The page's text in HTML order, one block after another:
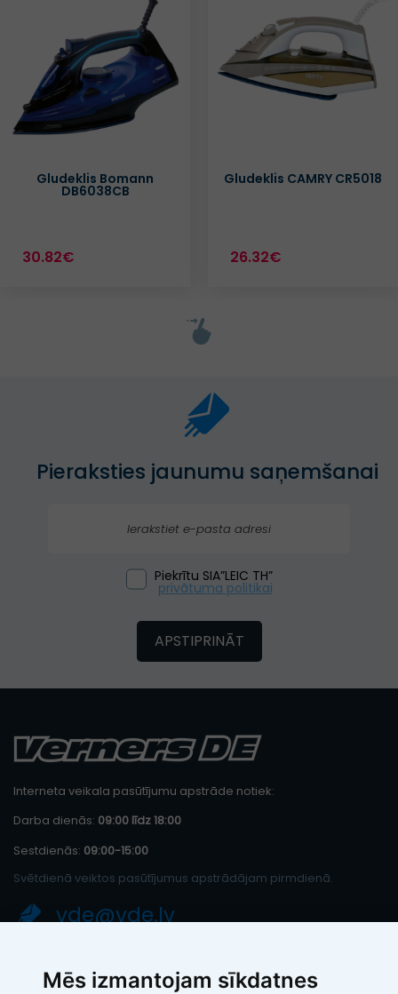
Mēs izmantojam sīkdatnes
Gludeklis CAMRY CR5018
26.32€
Tvaika
28.96€
Pieraksties jaunumu saņemšanai
Piekrītu SIA”LEIC TH”
privātuma politikai
APSTIPRINĀT
Interneta veikala pasūtījumu apstrāde notiek:
Darba dienās: 09:00 līdz 18:00
Sestdienās: 09:00-15:00
Svētdienā veiktos pasūtījumus apstrādājam pirmdienā.
vde@vde.lv
SIA "LEIC TH"
Reģ. Nr.: 40103394280